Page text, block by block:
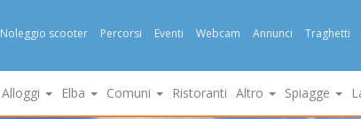
Noleggio scooter Percorsi Eventi Webcam Annunci Traghetti
Alloggi Elba Comuni Ristoranti Altro Spiagge